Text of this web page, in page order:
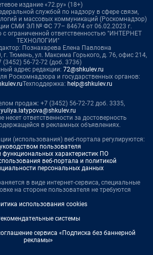
издание «72.ру» (18+)
службой по надзору в сфере связи,
и массовых коммуникаций (Роскомнадзор)
СМИ ЭЛ № ФС 77– 84674 от 06.02.2023 г.
с ограниченной ответственностью "ИНТЕРНЕТ
ТЕХНОЛОГИИ"
Познахарева Елена Павловна
г. Тюмень, ул. Максима Горького, д. 76, офис 214,
(3452) 56-72-72 (доб. 3736)
адрес редакции: 72@shkulev.ru
Роскомнадзора и государственных органов:
Техподдержка: help@shkulev.ru
продаж: +7 (3452) 56-72-72 доб. 3335,
yuliya.latypova@shkulev.ru
несет ответственности за достоверность
в рекламных объявлениях.
(использования) веб-портала регулируются:
пользователя
функциональных характеристик ПО
веб-портала и политикой
персональных данных
в виде интернет-сервиса, специальные
на стороне пользователя не требуются
использования cookies
системы
сервиса «Подписка без баннерной
рекламы»